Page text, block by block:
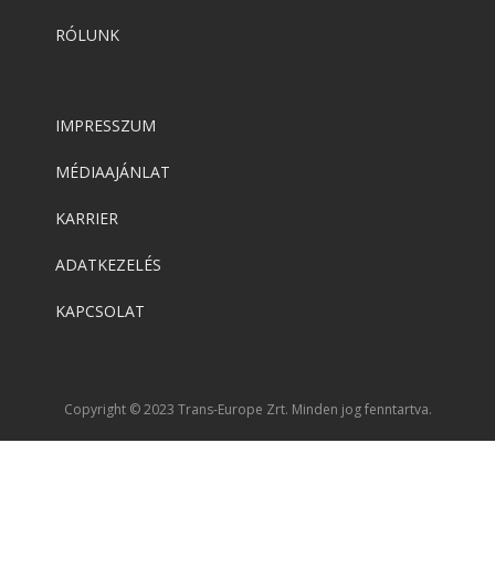
RÓLUNK
IMPRESSZUM
MÉDIAAJÁNLAT
KARRIER
ADATKEZELÉS
KAPCSOLAT
Copyright © 2023 Trans-Europe Zrt. Minden jog fenntartva.